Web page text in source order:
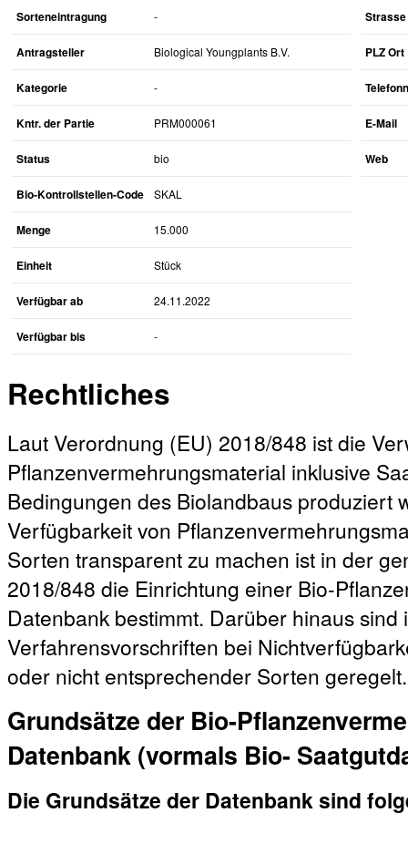
Sorteneintragung -
Antragsteller Biological Youngplants B.V.
Kategorie -
Kntr. der Partie PRM000061
Status bio
Bio-Kontrollstellen-Code SKAL
Menge 15.000
Einheit Stück
Verfügbar ab 24.11.2022
Verfügbar bis -
Strasse
PLZ Ort
E-Mail
Web
Rechtliches
Laut Verordnung (EU) 2018/848 ist die
Pflanzenvermehrungsmaterial inklusive
Bedingungen des Biolandbaus produziert
Verfügbarkeit von
Sorten transparent zu machen ist in der
2018/848 die Einrichtung einer Bio-
Datenbank bestimmt. Darüber hinaus
Verfahrensvorschriften bei
oder nicht entsprechender Sorten geregelt.
Grundsätze der Bio-
Datenbank (vormals Bio-
Die Grundsätze der Datenbank sind